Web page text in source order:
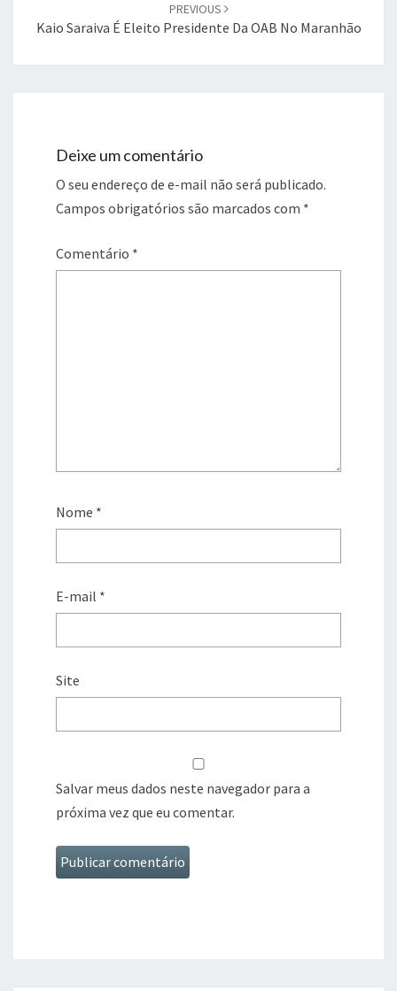
PREVIOUS
Kaio Saraiva É Eleito Presidente Da OAB No Maranhão
Deixe um comentário
O seu endereço de e-mail não será publicado.
Campos obrigatórios são marcados com *
Comentário *
Nome *
E-mail *
Site
Salvar meus dados neste navegador para a
próxima vez que eu comentar.